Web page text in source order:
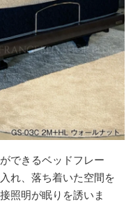
できるベッドフレー
れ、落ち着いた空間を
照明が眠りを誘いま